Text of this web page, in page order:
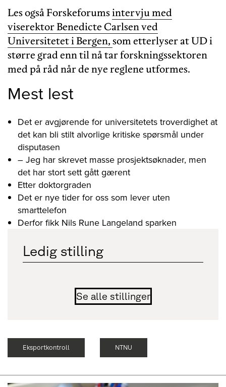
Les også Forskeforumsintervju med
viserektor Benedicte Carlsen ved
Universitetet i Bergen,som etterlyser at UD i
større grad enn til nå tar forskningssektoren
med på råd når de nye reglene utformes.
Ledig stilling
Se alle stillinger
Mest lest
Det er avgjørende for universitetets troverdighet at
det kan bli stilt alvorlige kritiske spørsmål under
disputasen
– Jeg har skrevet masse prosjektsøknader, men
det har stort sett gått gærent
Etter doktorgraden
Det er nye tider for oss som lever uten
smarttelefon
Derfor fikk Nils Rune Langeland sparken
Eksportkontroll NTNU